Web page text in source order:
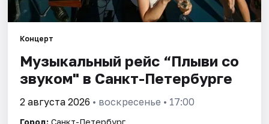
Концерт
Музыкальный рейс “Плыви со
звуком" в Санкт-Петербурге
2 августа 2026 • воскресенье • 17:00
Город: Санкт-Петербург